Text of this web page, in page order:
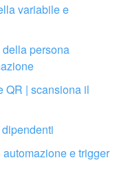
variabile e
persona
QR | scansiona il
e trigger